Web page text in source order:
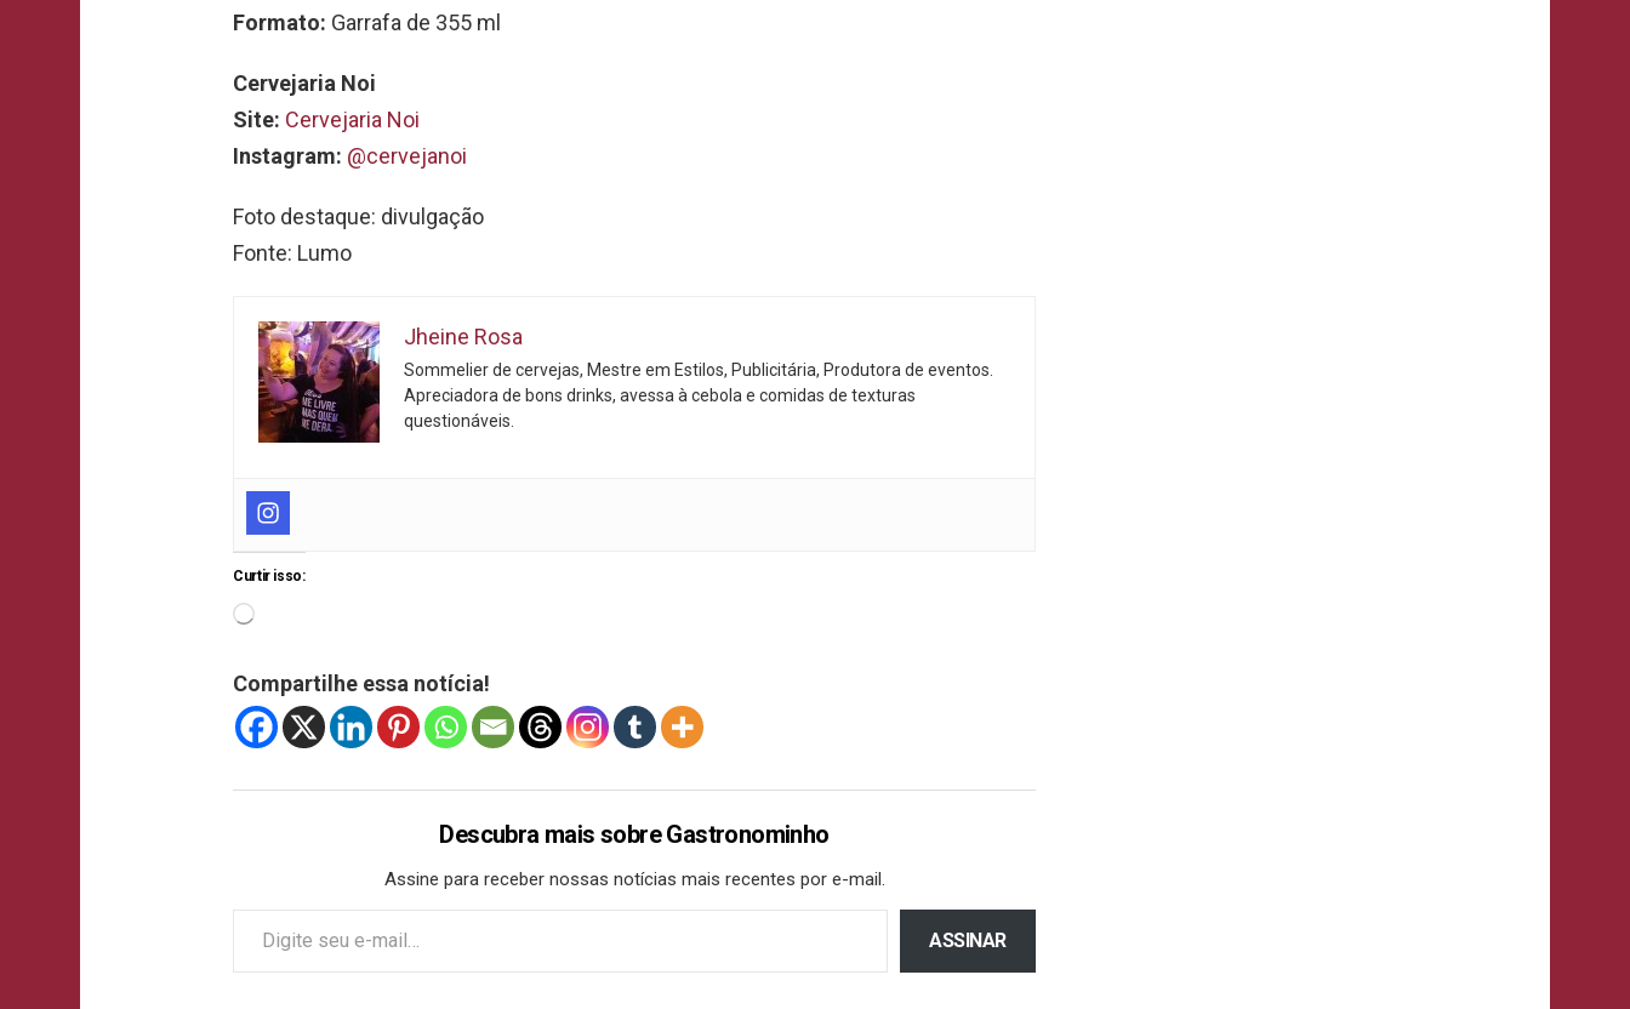
Formato: Garrafa de 355 ml
Cervejaria Noi
Site: Cervejaria Noi
Instagram: @cervejanoi
Foto destaque: divulgação
Fonte: Lumo
Jheine Rosa
Sommelier de cervejas, Mestre em Estilos, Publicitária, Produtora de eventos.
Apreciadora de bons drinks, avessa à cebola e comidas de texturas
questionáveis.
Curtir isso:
Compartilhe essa notícia!
Descubra mais sobre Gastronominho
Assine para receber nossas notícias mais recentes por e-mail.
ASSINAR